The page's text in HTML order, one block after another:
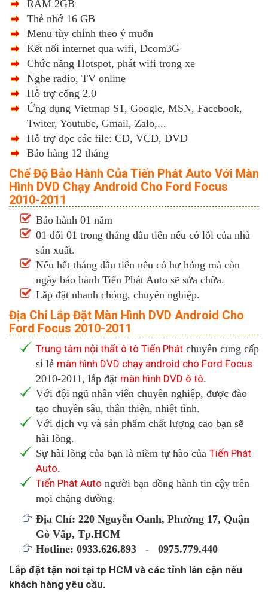
RAM 2GB
Thẻ nhớ 16 GB
Menu tùy chỉnh theo ý muốn
Kết nối internet qua wifi, Dcom3G
Chức năng Hotspot, phát wifi trong xe
Nghe radio, TV online
Hỗ trợ cổng 2.0
Ứng dụng Vietmap S1, Google, MSN, Facebook,
Twiter, Youtube, Gmail, Zalo,...
Hỗ trợ đọc các file: CD, VCD, DVD
Bảo hàng 12 tháng
Chế Độ Bảo Hành Của Tiến Phát Auto Với Màn
Hình DVD Chạy Android Cho Ford Focus
2010-2011
Bảo hành 01 năm
01 đổi 01 trong tháng đầu tiên nếu có lỗi của nhà
sản xuất.
Nếu hết tháng đầu tiên nếu có hư hỏng mà còn
ngày bảo hành Tiến Phát Auto sẽ sửa chữa.
Lắp đặt nhanh chóng, chuyên nghiệp.
Địa Chỉ Lắp Đặt Màn Hình DVD Android Cho
Ford Focus 2010-2011
Trung tâm nội thất ô tô Tiến Phát chuyên cung cấp
sỉ lẻ màn hình DVD chạy android cho Ford Focus
2010-2011, lắp đặt màn hình DVD ô tô.
Với đội ngũ nhân viên chuyên nghiệp, được đào
tạo chuyên sâu, thân thiện, nhiệt tình.
Với dịch vụ và sản phẩm chất lượng cao bạn sẽ
hài lòng.
Sự hài lòng của bạn là niềm tự hào của Tiến Phát
Auto.
Tiến Phát Auto người bạn đồng hành tin cậy trên
mọi chặng đường.
Địa Chỉ: 220 Nguyễn Oanh, Phường 17, Quận
Gò Vấp, Tp.HCM
Hotline: 0933.626.893 - 0975.779.440
Lắp đặt tận nơi tại tp HCM và các tỉnh lân cận nếu
khách hàng yêu cầu.